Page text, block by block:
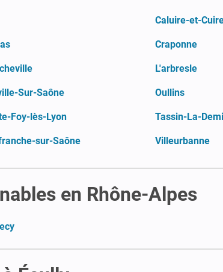
Caluire-et-
Craponne
L'arbresle
Sur-Saône Oullins
Foy-lès-Lyon Tassin-La-
sur-Saône Villeurbanne
en Rhône-Alpes